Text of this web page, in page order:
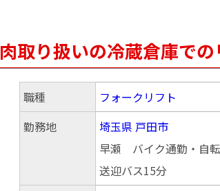
取り扱いの冷蔵倉庫で
職種
フォークリフト
勤務地
埼玉県 戸田市
早瀬 バイク通勤・自
送迎バス15分